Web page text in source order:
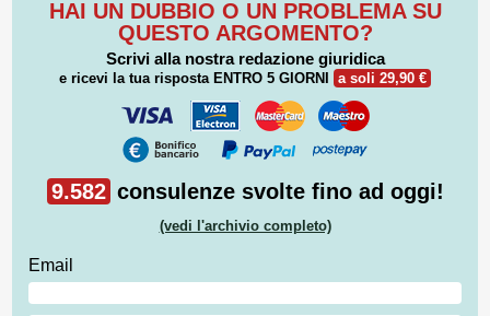
HAI UN DUBBIO O UN PROBLEMA SU
QUESTO ARGOMENTO?
Scrivi alla nostra redazione giuridica
e ricevi la tua risposta ENTRO 5 GIORNI a soli 29,90 €
9.582 consulenze svolte fino ad oggi!
(vedi l'archivio completo)
Email